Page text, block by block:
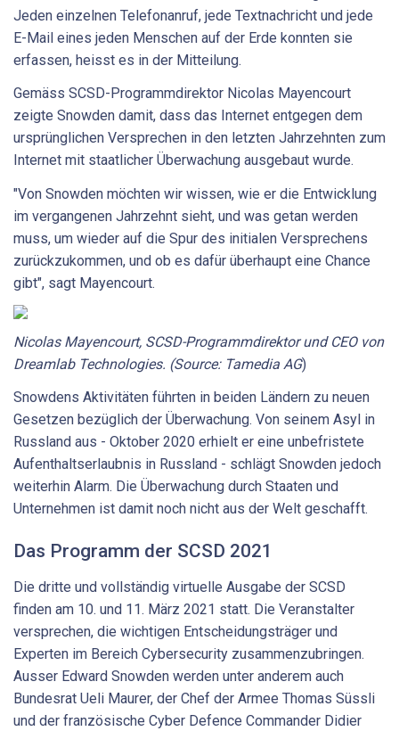
Jeden einzelnen Telefonanruf, jede Textnachricht und jede
E-Mail eines jeden Menschen auf der Erde konnten sie
erfassen, heisst es in der Mitteilung.
Gemäss SCSD-Programmdirektor Nicolas Mayencourt
zeigte Snowden damit, dass das Internet entgegen dem
ursprünglichen Versprechen in den letzten Jahrzehnten zum
Internet mit staatlicher Überwachung ausgebaut wurde.
"Von Snowden möchten wir wissen, wie er die Entwicklung
im vergangenen Jahrzehnt sieht, und was getan werden
muss, um wieder auf die Spur des initialen Versprechens
zurückzukommen, und ob es dafür überhaupt eine Chance
gibt", sagt Mayencourt.
Nicolas Mayencourt, SCSD-Programmdirektor und CEO von
Dreamlab Technologies. (Source: Tamedia AG)
Snowdens Aktivitäten führten in beiden Ländern zu neuen
Gesetzen bezüglich der Überwachung. Von seinem Asyl in
Russland aus - Oktober 2020 erhielt er eine unbefristete
Aufenthaltserlaubnis in Russland - schlägt Snowden jedoch
weiterhin Alarm. Die Überwachung durch Staaten und
Unternehmen ist damit noch nicht aus der Welt geschafft.
Das Programm der SCSD 2021
Die dritte und vollständig virtuelle Ausgabe der SCSD
finden am 10. und 11. März 2021 statt. Die Veranstalter
versprechen, die wichtigen Entscheidungsträger und
Experten im Bereich Cybersecurity zusammenzubringen.
Ausser Edward Snowden werden unter anderem auch
Bundesrat Ueli Maurer, der Chef der Armee Thomas Süssli
und der französische Cyber Defence Commander Didier